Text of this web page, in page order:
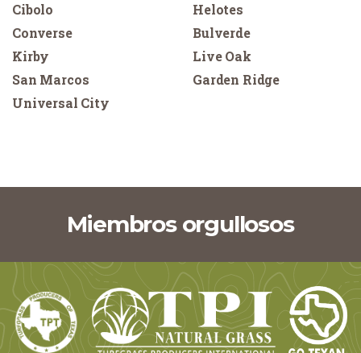
Cibolo
Helotes
Converse
Bulverde
Kirby
Live Oak
San Marcos
Garden Ridge
Universal City
Miembros orgullosos